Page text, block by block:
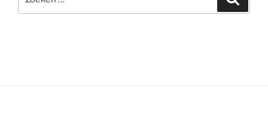
naar: